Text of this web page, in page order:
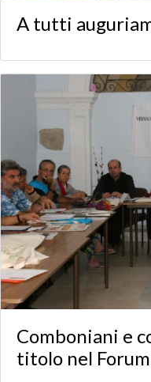
A tutti
Comboniani e
titolo nel Forum